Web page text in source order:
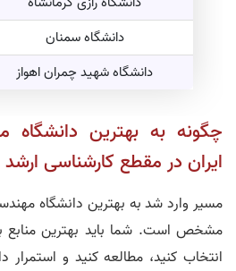
دانشگاه سمنان
دانشگاه شهید چمران اهواز
چگونه به بهترین دانشگاه
ایران در مقطع کارشناسی‌ ارشد
مسیر وارد شد به بهترین دانشگاه
مشخص است. شما باید بهترین منابع
انتخاب کنید، مطالعه کنید و